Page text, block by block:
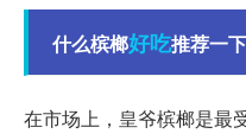
什么槟榔好吃推荐一
在市场上，皇爷槟榔是最